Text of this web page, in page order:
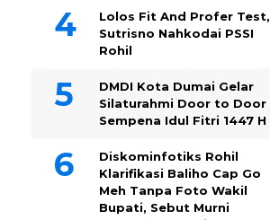
Lolos Fit And Profer Test,
Sutrisno Nahkodai PSSI
Rohil
DMDI Kota Dumai Gelar
Silaturahmi Door to Door
Sempena Idul Fitri 1447 H
Diskominfotiks Rohil
Klarifikasi Baliho Cap Go
Meh Tanpa Foto Wakil
Bupati, Sebut Murni